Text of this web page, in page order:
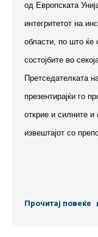
од Европската
интегритетот на
области, по што ќе
состојбите во
Претседателката
презентирајќи го
открие и силните
извештајот со
Прочитај повеќе